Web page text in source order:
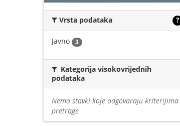
Vrsta podataka ?
Javno 3
Kategorija visokovrijednih
podataka
Nema stavki koje odgovaraju kriterijima
pretrage